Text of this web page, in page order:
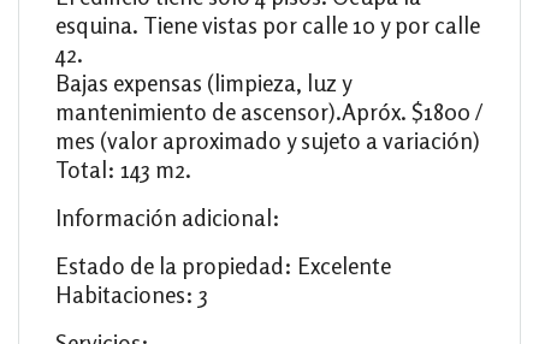
esquina. Tiene vistas por calle 10 y por calle
42.
Bajas expensas (limpieza, luz y
mantenimiento de ascensor).Apróx. $1800 /
mes (valor aproximado y sujeto a variación)
Total: 143 m2.
Información adicional:
Estado de la propiedad: Excelente
Habitaciones: 3